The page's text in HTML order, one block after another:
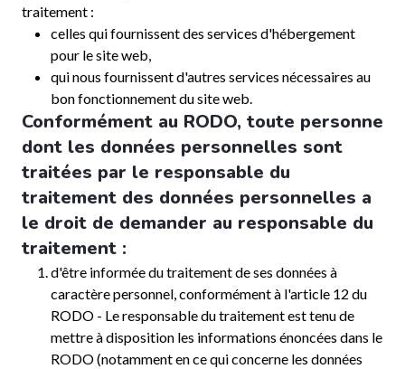
traitement :
celles qui fournissent des services d'hébergement
pour le site web,
qui nous fournissent d'autres services nécessaires au
bon fonctionnement du site web.
Conformément au RODO, toute personne
dont les données personnelles sont
traitées par le responsable du
traitement des données personnelles a
le droit de demander au responsable du
traitement :
d'être informée du traitement de ses données à
caractère personnel, conformément à l'article 12 du
RODO - Le responsable du traitement est tenu de
mettre à disposition les informations énoncées dans le
RODO (notamment en ce qui concerne les données